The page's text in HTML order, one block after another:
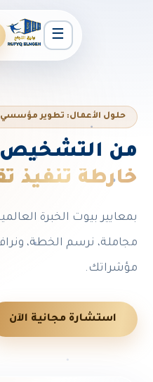
☰
حلول الأعمال: تطوير مؤسسي
من التشخيص
خارطة تنفيذ
بمعايير بيوت الخبرة
مجاملة، نرسم الخطة،
مؤشراتك.
استشارة مجانية الآن